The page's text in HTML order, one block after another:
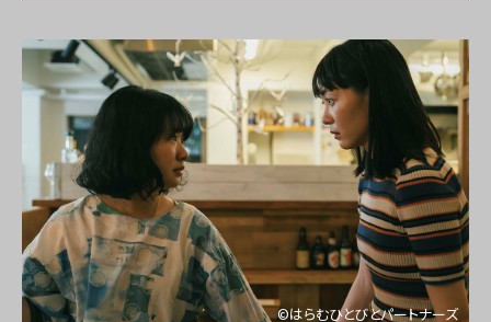
©はらむひとびとパートナーズ